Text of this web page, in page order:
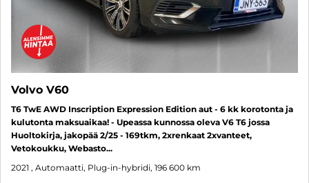
Volvo V60
T6 TwE AWD Inscription Expression Edition aut - 6 kk korotonta ja
kulutonta maksuaikaa! - Upeassa kunnossa oleva V6 T6 jossa
Huoltokirja, jakopää 2/25 - 169tkm, 2xrenkaat 2xvanteet,
Vetokoukku, Webasto...
2021 , Automaatti, Plug-in-hybridi, 196 600 km